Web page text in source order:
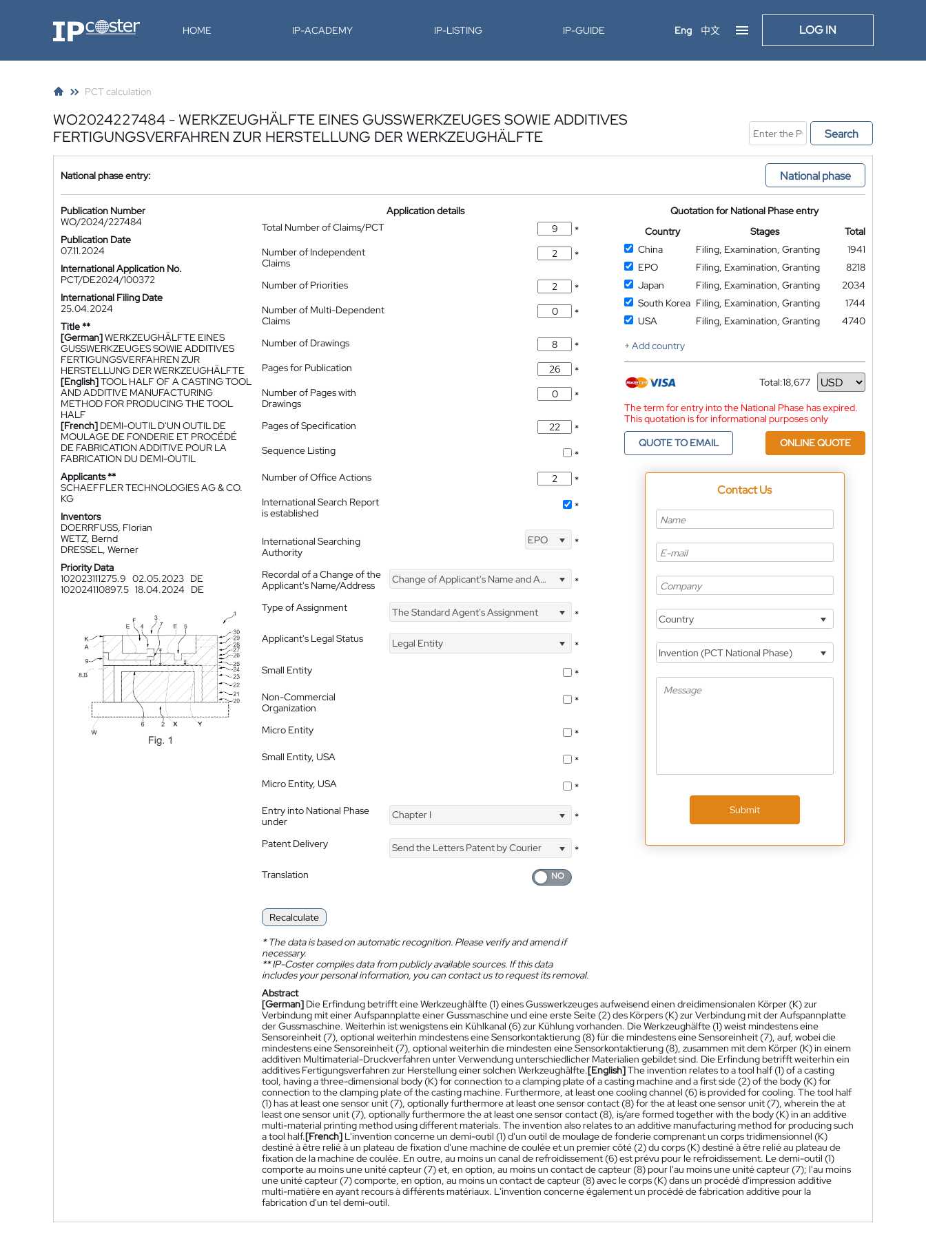
IP-Coster HOME IP-ACADEMY IP-LISTING IP-GUIDE Eng 中文 LOG IN
PCT calculation
WO2024227484 - WERKZEUGHÄLFTE EINES GUSSWERKZEUGES SOWIE ADDITIVES
FERTIGUNGSVERFAHREN ZUR HERSTELLUNG DER WERKZEUGHÄLFTE
Search
National phase entry: National phase
Publication Number
WO/2024/227484
Publication Date
07.11.2024
International Application No.
PCT/DE2024/100372
International Filing Date
25.04.2024
Title **
[German]WERKZEUGHÄLFTE EINES
GUSSWERKZEUGES SOWIE ADDITIVES
FERTIGUNGSVERFAHREN ZUR
HERSTELLUNG DER WERKZEUGHÄLFTE
[English]TOOL HALF OF A CASTING TOOL
AND ADDITIVE MANUFACTURING
METHOD FOR PRODUCING THE TOOL
HALF
[French] DEMI-OUTIL D'UN OUTIL DE
MOULAGE DE FONDERIE ET PROCÉDÉ
DE FABRICATION ADDITIVE POUR LA
FABRICATION DU DEMI-OUTIL
Applicants **
SCHAEFFLER TECHNOLOGIES AG & CO.
KG
Inventors
DOERRFUSS, Florian
WETZ, Bernd
DRESSEL, Werner
Priority Data
102023111275.9 02.05.2023 DE
102024110897.5 18.04.2024 DE
Application details
Total Number of Claims/PCT
*
Number of Independent
Claims
*
Number of Priorities
*
Number of Multi-Dependent
Claims
*
Number of Drawings
*
Pages for Publication
*
Number of Pages with
Drawings
*
Pages of Specification
*
Sequence Listing
*
Number of Office Actions
*
International Search Report
is established
*
International Searching
Authority
EPO *
Recordal of a Change of the
Applicant's Name/Address
Change of Applicant's Name and Address *
Type of Assignment The Standard Agent's Assignment
*
Applicant's Legal Status
Legal Entity
*
Small Entity
*
Non-Commercial
Organization
*
Micro Entity
*
Small Entity, USA
*
Micro Entity, USA
*
Entry into National Phase
under
Chapter I *
Patent Delivery Send the Letters Patent by Courier
*
Translation
Recalculate
*The data is based on automatic recognition. Please verify and amend if
necessary.
**IP-Coster compiles data from publicly available sources. If this data
includes your personal information, you can contact us to request its removal.
Quotation for National Phase entry
Country
Stages
Total
China
Filing, Examination, Granting
1941
EPO
Filing, Examination, Granting
8218
Japan
Filing, Examination, Granting
2034
South Korea Filing, Examination, Granting
1744
USA
Filing, Examination, Granting
4740
+ Add country
Total:18,677
Currency
The term for entry into the National Phase has expired.
This quotation is for informational purposes only
QUOTE TO EMAIL
ONLINE QUOTE
Contact Us
Country
Invention (PCT National Phase)
Submit
Abstract
[German] Die Erfindung betrifft eine Werkzeughälfte (1) eines Gusswerkzeuges aufweisend einen dreidimensionalen Körper (K) zur
Verbindung mit einer Aufspannplatte einer Gussmaschine und eine erste Seite (2) des Körpers (K) zur Verbindung mit der Aufspannplatte
der Gussmaschine. Weiterhin ist wenigstens ein Kühlkanal (6) zur Kühlung vorhanden. Die Werkzeughälfte (1) weist mindestens eine
Sensoreinheit (7), optional weiterhin mindestens eine Sensorkontaktierung (8) für die mindestens eine Sensoreinheit (7), auf, wobei die
mindestens eine Sensoreinheit (7), optional weiterhin die mindesten eine Sensorkontaktierung (8), zusammen mit dem Körper (K) in einem
additiven Multimaterial-Druckverfahren unter Verwendung unterschiedlicher Materialien gebildet sind. Die Erfindung betrifft weiterhin ein
additives Fertigungsverfahren zur Herstellung einer solchen Werkzeughälfte.[English]The invention relates to a tool half (1) of a casting
tool, having a three-dimensional body (K) for connection to a clamping plate of a casting machine and a first side (2) of the body (K) for
connection to the clamping plate of the casting machine. Furthermore, at least one cooling channel (6) is provided for cooling. The tool half
(1) has at least one sensor unit (7), optionally furthermore at least one sensor contact (8) for the at least one sensor unit (7), wherein the at
least one sensor unit (7), optionally furthermore the at least one sensor contact (8), is/are formed together with the body (K) in an additive
multi-material printing method using different materials. The invention also relates to an additive manufacturing method for producing such
a tool half.[French] L'invention concerne un demi-outil (1) d'un outil de moulage de fonderie comprenant un corps tridimensionnel (K)
destiné à être relié à un plateau de fixation d'une machine de coulée et un premier côté (2) du corps (K) destiné à être relié au plateau de
fixation de la machine de coulée. En outre, au moins un canal de refroidissement (6) est prévu pour le refroidissement. Le demi-outil (1)
comporte au moins une unité capteur (7) et, en option, au moins un contact de capteur (8) pour l'au moins une unité capteur (7); l'au moins
une unité capteur (7) comporte, en option, au moins un contact de capteur (8) avec le corps (K) dans un procédé d'impression additive
multi-matière en ayant recours à différents matériaux. L'invention concerne également un procédé de fabrication additive pour la
fabrication d'un tel demi-outil.